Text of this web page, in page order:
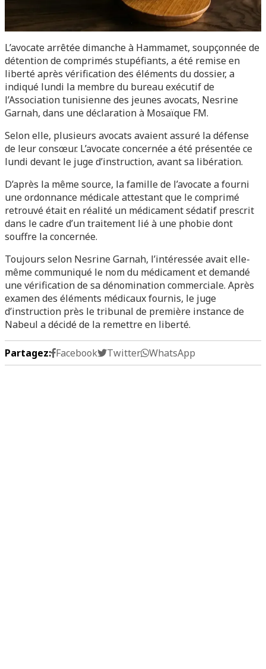
L’avocate arrêtée dimanche à Hammamet, soupçonnée de
détention de comprimés stupéfiants, a été remise en
liberté après vérification des éléments du dossier, a
indiqué lundi la membre du bureau exécutif de
l’Association tunisienne des jeunes avocats, Nesrine
Garnah, dans une déclaration à Mosaïque FM.
Selon elle, plusieurs avocats avaient assuré la défense
de leur consœur. L’avocate concernée a été présentée ce
lundi devant le juge d’instruction, avant sa libération.
D’après la même source, la famille de l’avocate a fourni
une ordonnance médicale attestant que le comprimé
retrouvé était en réalité un médicament sédatif prescrit
dans le cadre d’un traitement lié à une phobie dont
souffre la concernée.
Toujours selon Nesrine Garnah, l’intéressée avait elle-
même communiqué le nom du médicament et demandé
une vérification de sa dénomination commerciale. Après
examen des éléments médicaux fournis, le juge
d’instruction près le tribunal de première instance de
Nabeul a décidé de la remettre en liberté.
Partagez: Facebook Twitter WhatsApp